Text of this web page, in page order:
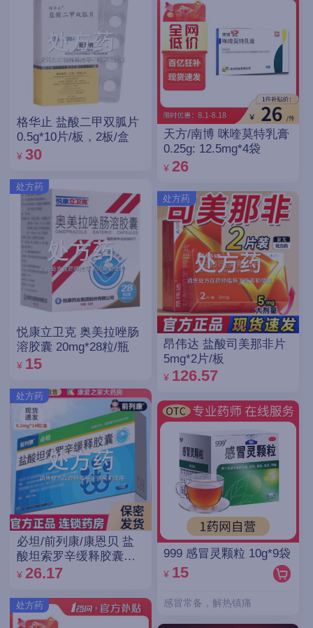
格华止 盐酸二甲双胍片
0.5g*10片/板，2板/盒
¥ 30
处方药
悦康立卫克 奥美拉唑肠
溶胶囊 20mg*28粒/瓶
¥ 15
处方药
必坦/前列康/康恩贝 盐
酸坦索罗辛缓释胶囊
0.2mg*14粒/盒
¥ 26.17
处方药
天方/南博 咪喹莫特乳膏
0.25g: 12.5mg*4袋
¥ 26
处方药
昂伟达 盐酸司美那非片
5mg*2片/板
¥ 126.57
999 感冒灵颗粒 10g*9袋
¥ 15
感冒常备，解热镇痛